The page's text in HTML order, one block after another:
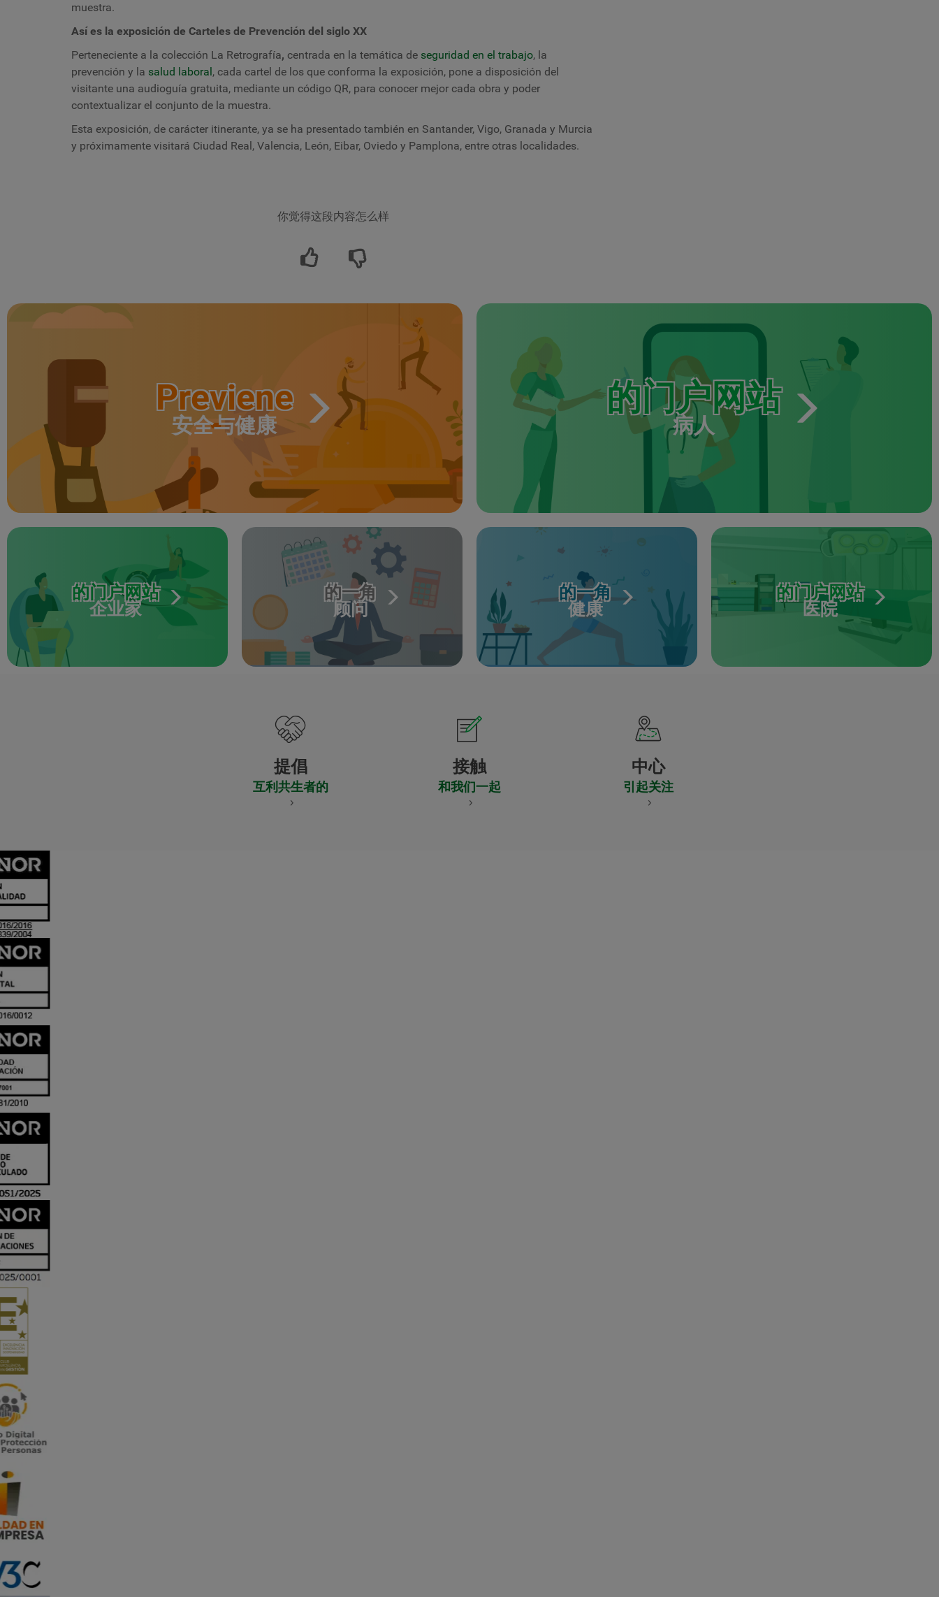
muestra.
Así es la exposición de Carteles de Prevención del siglo XX
Perteneciente a la colección La Retrografía, centrada en la temática de seguridad en el trabajo, la
prevención y la salud laboral, cada cartel de los que conforma la exposición, pone a disposición del
visitante una audioguía gratuita, mediante un código QR, para conocer mejor cada obra y poder
contextualizar el conjunto de la muestra.
Esta exposición, de carácter itinerante, ya se ha presentado también en Santander, Vigo, Granada y Murcia
y próximamente visitará Ciudad Real, Valencia, León, Eibar, Oviedo y Pamplona, entre otras localidades.
你觉得这段内容怎么样
Previene
安全与健康
的门户网站
病人
的门户网站
企业家
的一角
顾问
的一角
健康
的门户网站
医院
提倡
互利共生者的
接触
和我们一起
中心
引起关注